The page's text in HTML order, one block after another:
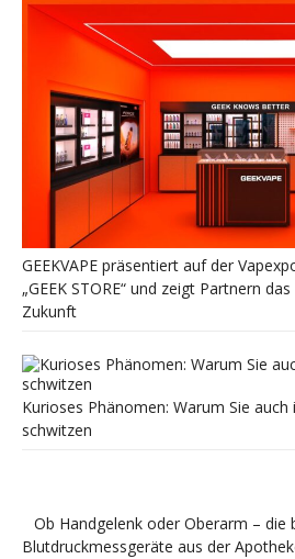
GEEKVAPE präsentiert auf der
„GEEK STORE“ und zeigt Partnern
Zukunft
Kurioses Phänomen: Warum Sie
schwitzen
Ob Handgelenk oder Oberarm – die
Blutdruckmessgeräte aus der